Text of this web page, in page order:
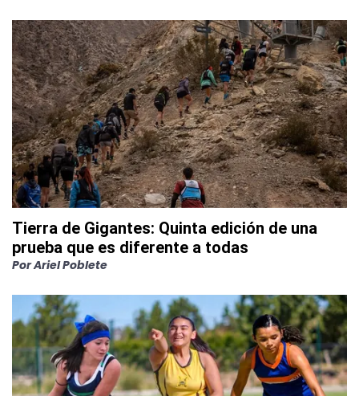
Tierra de Gigantes: Quinta edición de una
prueba que es diferente a todas
PorAriel Poblete